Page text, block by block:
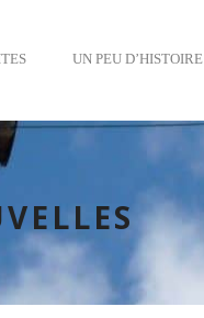
UN PEU D’HISTOIRE